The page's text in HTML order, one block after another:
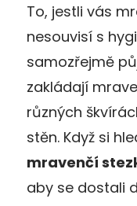
To, jestli vás
nesouvisí s
samozřejmě
zakládají
různých
stěn. Když si
mravenčí
aby se dostali